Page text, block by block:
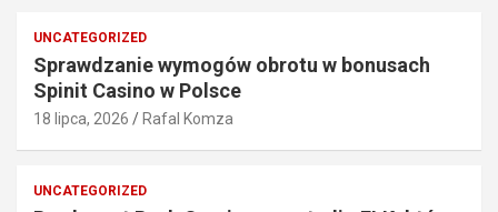
UNCATEGORIZED
Sprawdzanie wymogów obrotu w bonusach
Spinit Casino w Polsce
18 lipca, 2026 Rafal Komza
UNCATEGORIZED